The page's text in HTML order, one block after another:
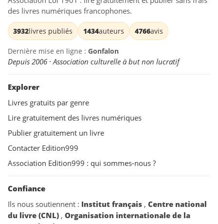
des livres numériques francophones.
3932livres publiés 1434auteurs 4766avis
Dernière mise en ligne : Gonfalon
Depuis 2006 · Association culturelle à but non lucratif
Explorer
Livres gratuits par genre
Lire gratuitement des livres numériques
Publier gratuitement un livre
Contacter Edition999
Association Edition999 : qui sommes-nous ?
Confiance
Ils nous soutiennent : Institut français , Centre national
du livre (CNL) , Organisation internationale de la